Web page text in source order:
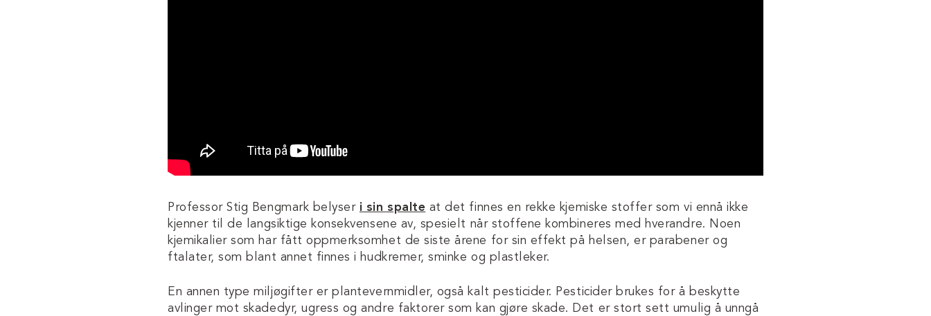
Professor Stig Bengmark belyser i sin spalte at det finnes en rekke kjemiske stoffer som vi ennå ikke
kjenner til de langsiktige konsekvensene av, spesielt når stoffene kombineres med hverandre. Noen
kjemikalier som har fått oppmerksomhet de siste årene for sin effekt på helsen, er parabener og
ftalater, som blant annet finnes i hudkremer, sminke og plastleker.
En annen type miljøgifter er plantevernmidler, også kalt pesticider. Pesticider brukes for å beskytte
avlinger mot skadedyr, ugress og andre faktorer som kan gjøre skade. Det er stort sett umulig å unngå